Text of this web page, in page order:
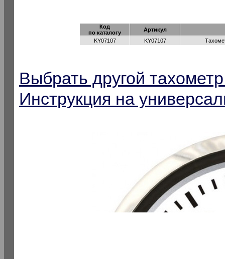
Код
по каталогу
Артикул
KY07107
KY07107
Выбрать другой
Инструкция на